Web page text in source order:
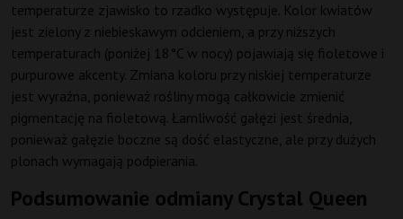
temperaturze zjawisko to rzadko występuje. Kolor kwiatów
jest zielony z niebieskawym odcieniem, a przy niższych
temperaturach (poniżej 18°C w nocy) pojawiają się fioletowe i
purpurowe akcenty. Zmiana koloru przy niskiej temperaturze
jest wyraźna, ponieważ rośliny mogą całkowicie zmienić
pigmentację na fioletową. Łamliwość gałęzi jest średnia,
ponieważ gałęzie boczne są dość elastyczne, ale przy dużych
plonach wymagają podpierania.
Podsumowanie odmiany Crystal Queen